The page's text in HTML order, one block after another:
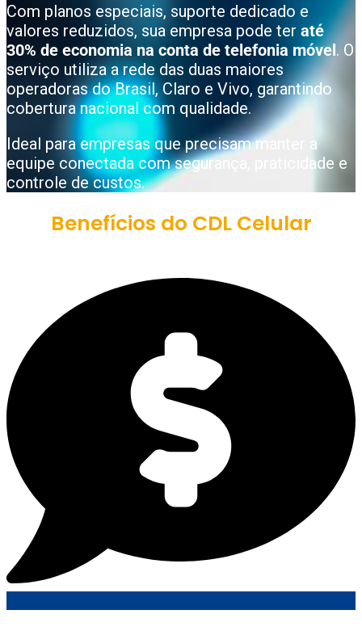
Com planos especiais, suporte dedicado e
valores reduzidos, sua empresa pode ter até
30% de economia na conta de telefonia móvel. O
serviço utiliza a rede das duas maiores
operadoras do Brasil, Claro e Vivo, garantindo
cobertura nacional com qualidade.
Ideal para empresas que precisam manter a
equipe conectada com segurança, praticidade e
controle de custos.
Benefícios do CDL Celular